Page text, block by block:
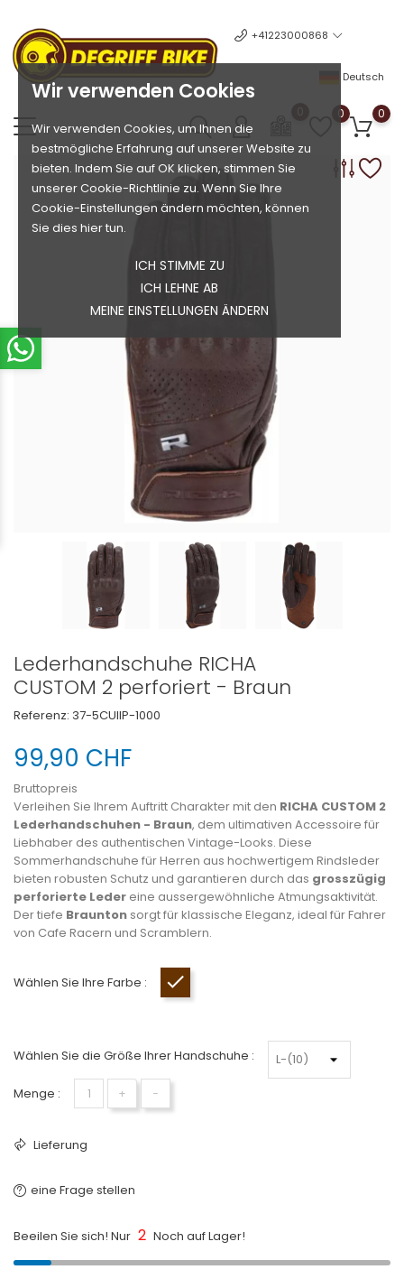
Wir verwenden Cookies
Wir verwenden Cookies, um Ihnen die
bestmögliche Erfahrung auf unserer Website zu
bieten. Indem Sie auf OK klicken, stimmen Sie
unserer Cookie-Richtlinie zu. Wenn Sie Ihre
Cookie-Einstellungen ändern möchten, können
Sie dies hier tun.
ICH STIMME ZU
ICH LEHNE AB
MEINE EINSTELLUNGEN ÄNDERN
+41223000868
Deutsch
0 0
Lederhandschuhe RICHA
CUSTOM 2 perforiert - Braun
Referenz: 37-5CUIIP-1000
99,90 CHF
Bruttopreis
Verleihen Sie Ihrem Auftritt Charakter mit den RICHA CUSTOM 2
Lederhandschuhen - Braun, dem ultimativen Accessoire für
Liebhaber des authentischen Vintage-Looks. Diese
Sommerhandschuhe für Herren aus hochwertigem Rindsleder
bieten robusten Schutz und garantieren durch das grosszügig
perforierte Leder eine aussergewöhnliche Atmungsaktivität.
Der tiefe Braunton sorgt für klassische Eleganz, ideal für Fahrer
von Cafe Racern und Scramblern.
Wählen Sie Ihre Farbe :
Wählen Sie die Größe Ihrer Handschuhe :
Menge : + −
Lieferung
eine Frage stellen
Beeilen Sie sich! Nur 2 Noch auf Lager!